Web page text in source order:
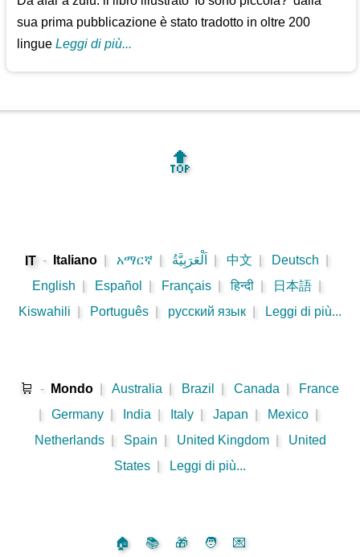
sua prima pubblicazione è stato tradotto in oltre 200
lingueLeggi di più...
🔝
IT - Italiano አማርኛ اَلْعَرَبِيَّةُ 中文 Deutsch
English
Español Français हिन्दी 日本語
Kiswahili
Português русский язык Leggi di più...
🛒 - Mondo Australia Brazil Canada
France
Germany India Italy Japan Mexico
Netherlands
Spain United Kingdom
United
States
Leggi di più...
🏠 📚 🎁 🧑 💌